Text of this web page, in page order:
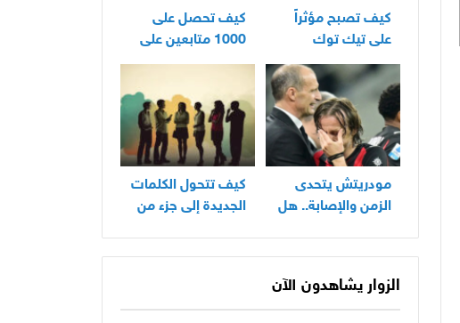
كيف تصبح مؤثراً
على تيك توك
كيف تحصل على
1000 متابعين على
انستقرام بسرعة
مودريتش يتحدى
الزمن والإصابة.. هل
كيف تتحول الكلمات
الجديدة إلى جزء من
الزوار يشاهدون الآن